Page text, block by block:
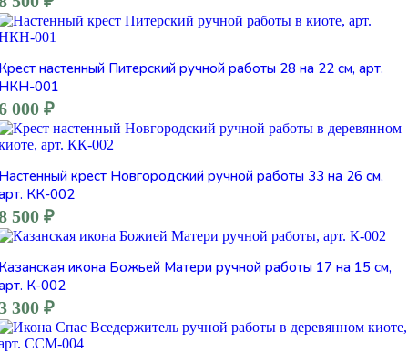
настенный Питерский ручной работы 28 на 22 см, арт.
001
000 ₽
крест Новгородский ручной работы 33 на 26 см,
КК-002
500 ₽
икона Божьей Матери ручной работы 17 на 15 см,
К-002
300 ₽